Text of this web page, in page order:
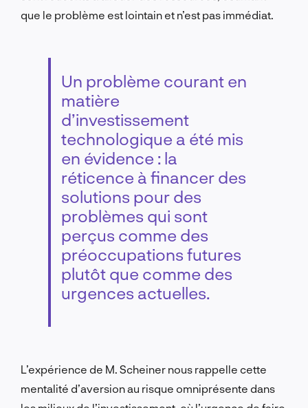
que le problème est lointain et n’est pas immédiat.
Un problème courant en
matière
d’investissement
technologique a été mis
en évidence : la
réticence à financer des
solutions pour des
problèmes qui sont
perçus comme des
préoccupations futures
plutôt que comme des
urgences actuelles.
L’expérience de M. Scheiner nous rappelle cette
mentalité d’aversion au risque omniprésente dans